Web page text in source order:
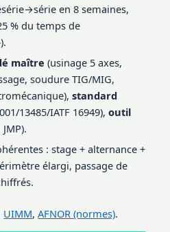
en 8 semaines,
% du temps de
maître (usinage 5 axes,
soudure TIG/MIG,
standard
13485/IATF 16949),outil
: stage + alternance +
élargi, passage de
UIMM,AFNOR (normes).